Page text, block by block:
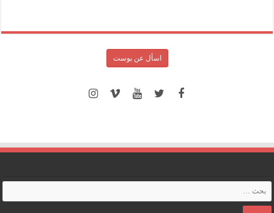
اسأل عن بوست